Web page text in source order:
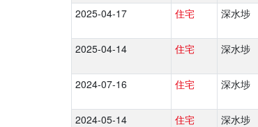
2025-04-17 住宅 深水埗
2025-04-14 住宅 深水埗
2024-07-16 住宅 深水埗
2024-05-14 住宅 深水埗